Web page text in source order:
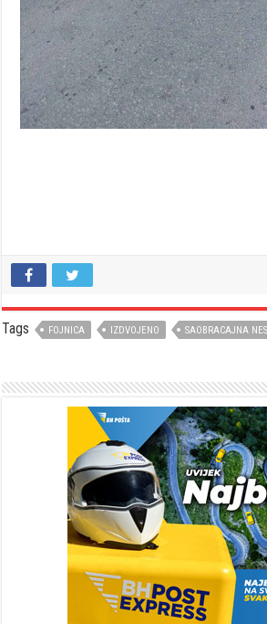
Tags FOJNICA IZDVOJENO SAOBRACAJNA